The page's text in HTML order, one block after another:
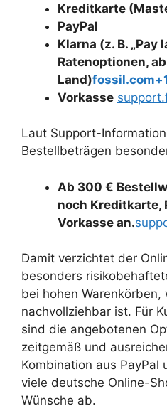
Kreditkarte
PayPal
Klarna (z. B. „Pay
Ratenoptionen,
Land)
Vorkasse
Laut Support-
Bestellbeträgen
Ab 300 €
noch Kreditkarte,
Vorkasse an.
Damit verzichtet der
besonders
bei hohen
nachvollziehbar ist. Für
sind die angebotenen
zeitgemäß und
Kombination aus PayPal
viele deutsche Online-
Wünsche ab.